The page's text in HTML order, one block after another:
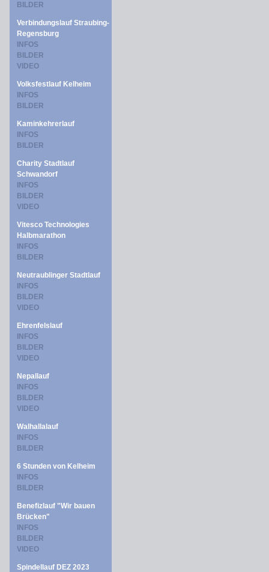
BILDER
Verbindungslauf Straubing-
Regensburg
INFOS
BILDER
VIDEO
Volksfestlauf Kelheim
INFOS
BILDER
Kaminkehrerlauf
INFOS
BILDER
Charity Stadtlauf
Schwandorf
INFOS
BILDER
VIDEO
Vitesco Technologies
Halbmarathon
INFOS
BILDER
Neutraublinger Stadtlauf
INFOS
BILDER
VIDEO
Ehrenfelslauf
INFOS
BILDER
VIDEO
Nepallauf
INFOS
BILDER
VIDEO
Walhallalauf
INFOS
BILDER
6 Stunden von Kelheim
INFOS
BILDER
Benefizlauf "Wir bauen
Brücken"
INFOS
BILDER
VIDEO
Spindellauf DEZ 2023